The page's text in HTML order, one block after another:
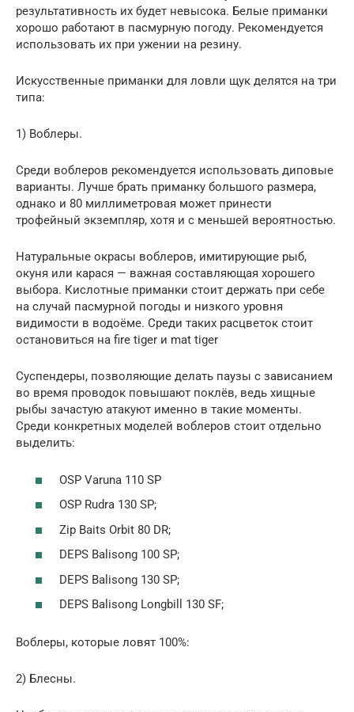
результативность их будет невысока. Белые приманки
хорошо работают в пасмурную погоду. Рекомендуется
использовать их при ужении на резину.
Искусственные приманки для ловли щук делятся на три
типа:
1) Воблеры.
Среди воблеров рекомендуется использовать диповые
варианты. Лучше брать приманку большого размера,
однако и 80 миллиметровая может принести
трофейный экземпляр, хотя и с меньшей вероятностью.
Натуральные окрасы воблеров, имитирующие рыб,
окуня или карася — важная составляющая хорошего
выбора. Кислотные приманки стоит держать при себе
на случай пасмурной погоды и низкого уровня
видимости в водоёме. Среди таких расцветок стоит
остановиться на fire tiger и mat tiger
Суспендеры, позволяющие делать паузы с зависанием
во время проводок повышают поклёв, ведь хищные
рыбы зачастую атакуют именно в такие моменты.
Среди конкретных моделей воблеров стоит отдельно
выделить:
OSP Varuna 110 SP
OSP Rudra 130 SP;
Zip Baits Orbit 80 DR;
DEPS Balisong 100 SP;
DEPS Balisong 130 SP;
DEPS Balisong Longbill 130 SF;
Воблеры, которые ловят 100%:
2) Блесны.